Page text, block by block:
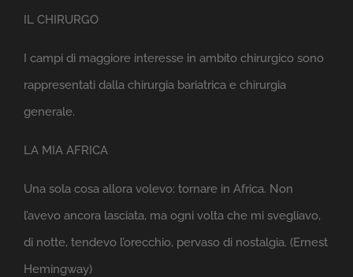
IL CHIRURGO
I campi di maggiore interesse in ambito chirurgico sono
rappresentati dalla chirurgia bariatrica e chirurgia
generale.
LA MIA AFRICA
Una sola cosa allora volevo: tornare in Africa. Non
l’avevo ancora lasciata, ma ogni volta che mi svegliavo,
di notte, tendevo l’orecchio, pervaso di nostalgia. (Ernest
Hemingway)